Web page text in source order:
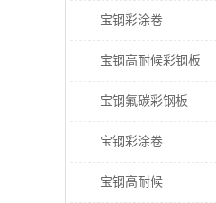
宝钢彩涂卷
宝钢高耐候彩钢板
宝钢氟碳彩钢板
宝钢彩涂卷
宝钢高耐候